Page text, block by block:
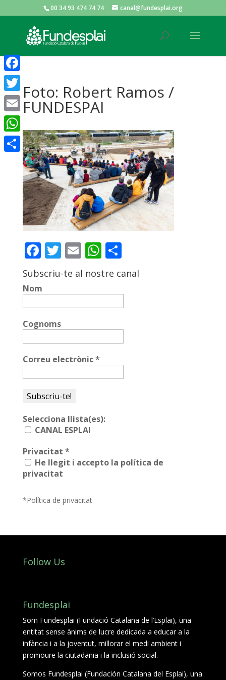
00 34 93 474 74 74 canal@fundesplai.org
Foto: Robert Ramos /
FUNDESPAI
Facebook
Twitter
EmailWhatsApp
Comparteix
Subscriu-te al nostre canal
Nom
Cognoms
Correu electrònic*
Selecciona llista(es):
CANAL ESPLAI
Privacitat *
He llegit i accepto la política de
privacitat
*Política de privacitat
Follow Us
Fundesplai
Som Fundesplai (Fundació Catalana de l’Esplai), una
entitat sense ànims de lucre dedicada a educar a la
infància i a la joventut, millorar el medi ambient i
promoure la ciutadania i la inclusió social.
Somos Fundesplai (Fundación Catalana del Esplai), una
Facebook
Twitter
Email
WhatsApp
Comparteix
ACTIVITATS D'ESTIU
MÓN ESCOLAR
ALBERG CENTRE ESPLAI
FORMACIÓ
CASES DE COLÒNIES
ACCIÓ SOCIAL I JOVES
ESPLAIS
CONEIX FUNDESPLAI
La Fundació
L'equip
Butlletins
Diari de la Fundació
Fundesplai als mitjans
Xarxes socials